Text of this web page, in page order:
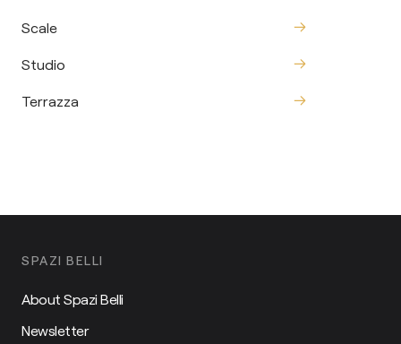
Scale
Studio
Terrazza
SPAZI BELLI
About Spazi Belli
Newsletter